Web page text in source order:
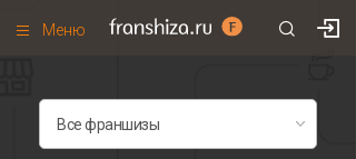
Меню
Франшизы по категориям